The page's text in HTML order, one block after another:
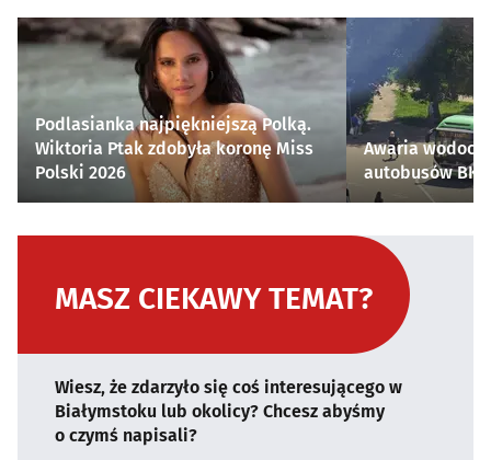
Podlasianka najpiękniejszą Polką.
Wiktoria Ptak zdobyła koronę Miss
Polski 2026
Awaria
autobusów
MASZ CIEKAWY TEMAT?
Wiesz, że zdarzyło się coś interesującego w
Białymstoku lub okolicy? Chcesz abyśmy
o czymś napisali?